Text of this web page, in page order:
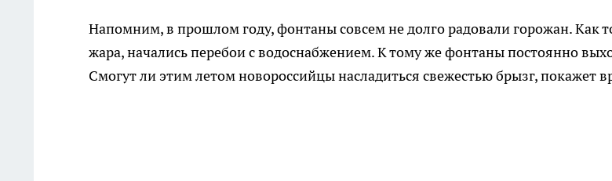
Напомним, в прошлом году, фонтаны совсем не долго радовали горожан. Как
жара, начались перебои с водоснабжением. К тому же фонтаны постоянно
Смогут ли этим летом новороссийцы насладиться свежестью брызг, покажет